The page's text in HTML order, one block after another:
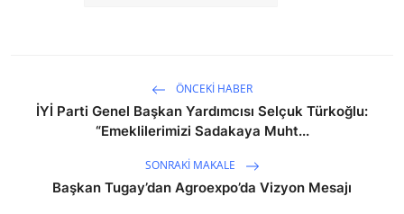
ÖNCEKI HABER
İYİ Parti Genel Başkan Yardımcısı Selçuk Türkoğlu:
“Emeklilerimizi Sadakaya Muht...
SONRAKI MAKALE
Başkan Tugay’dan Agroexpo’da Vizyon Mesajı